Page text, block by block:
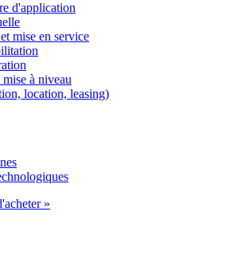
d'application
mise en service
à niveau
location, leasing)
»